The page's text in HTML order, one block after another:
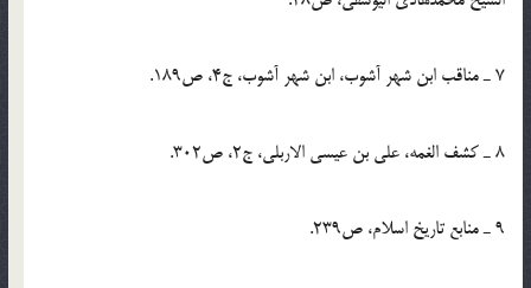
7 ـ مناقب ابن شهر آشوب، ابن شهر آشوب، ج4، ص189.
8 ـ کشف الغمه، علی بن عیسی الاربلی، ج2، ص302.
9 ـ منابع تاریخ اسلام، ص239.